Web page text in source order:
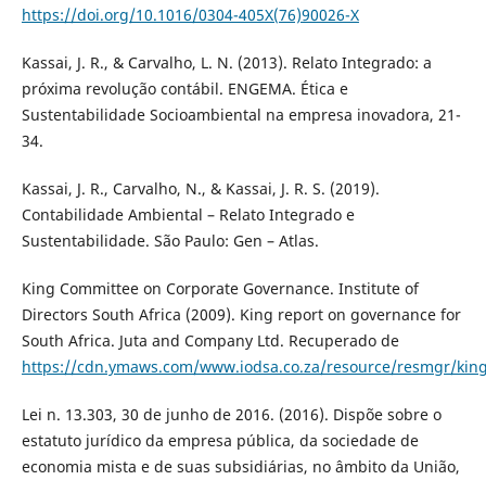
https://doi.org/10.1016/0304-405X(76)90026-X
Kassai, J. R., & Carvalho, L. N. (2013). Relato Integrado: a
próxima revolução contábil. ENGEMA. Ética e
Sustentabilidade Socioambiental na empresa inovadora, 21-
34.
Kassai, J. R., Carvalho, N., & Kassai, J. R. S. (2019).
Contabilidade Ambiental – Relato Integrado e
Sustentabilidade. São Paulo: Gen – Atlas.
King Committee on Corporate Governance. Institute of
Directors South Africa (2009). King report on governance for
South Africa. Juta and Company Ltd. Recuperado de
https://cdn.ymaws.com/www.iodsa.co.za/resource/resmgr/
Lei n. 13.303, 30 de junho de 2016. (2016). Dispõe sobre o
estatuto jurídico da empresa pública, da sociedade de
economia mista e de suas subsidiárias, no âmbito da União,